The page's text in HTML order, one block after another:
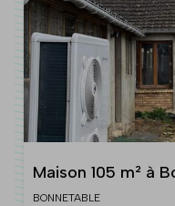
Maison 105 m² à
BONNETABLE